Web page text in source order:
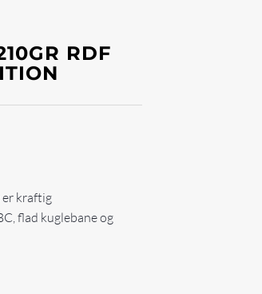
RDF
er kraftig
flad kuglebane og